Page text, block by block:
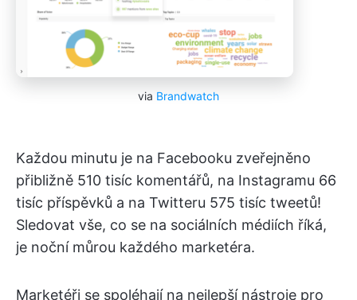
via Brandwatch
Každou minutu je na Facebooku zveřejněno
přibližně 510 tisíc komentářů, na Instagramu 66
tisíc příspěvků a na Twitteru 575 tisíc tweetů!
Sledovat vše, co se na sociálních médiích říká,
je noční můrou každého marketéra.
Marketéři se spoléhají na nejlepší nástroje pro